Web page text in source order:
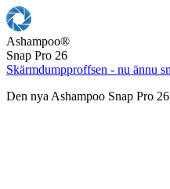
Ashampoo®
Snap Pro 26
Skärmdumpproffsen - nu ännu
Den nya Ashampoo Snap Pro